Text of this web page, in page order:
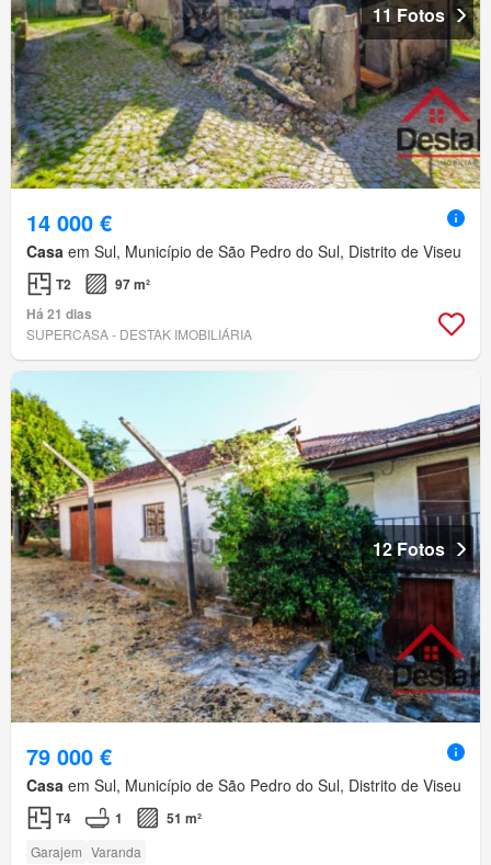
11 Fotos
14 000 €
Casa em Sul, Município de São Pedro do Sul, Distrito de Viseu
T2
97 m²
Há 21 dias
SUPERCASA - DESTAK IMOBILIÁRIA
12 Fotos
79 000 €
Casa em Sul, Município de São Pedro do Sul, Distrito de Viseu
T4 1 51 m²
Garajem Varanda